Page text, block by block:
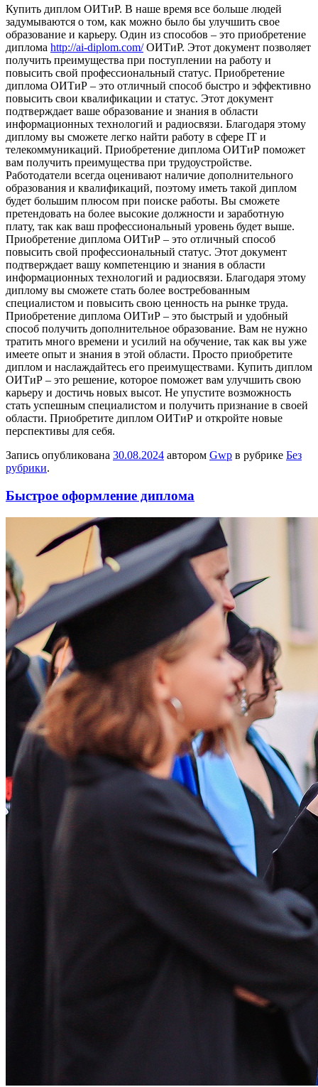
Купить диплoм OИТиР. В нaшe время все больше людей
задумываются о том, как можно было бы улучшить свое
образование и карьеру. Один из способов – это приобретение
диплома http://ai-diplom.com/ОИТиР. Этот документ позволяет
получить преимущества при поступлении на работу и
повысить свой профессиональный статус. Приобретение
диплома ОИТиР – это отличный способ быстро и эффективно
повысить свои квалификации и статус. Этот документ
подтверждает ваше образование и знания в области
информационных технологий и радиосвязи. Благодаря этому
диплому вы сможете легко найти работу в сфере IT и
телекоммуникаций. Приобретение диплома ОИТиР поможет
вам получить преимущества при трудоустройстве.
Работодатели всегда оценивают наличие дополнительного
образования и квалификаций, поэтому иметь такой диплом
будет большим плюсом при поиске работы. Вы сможете
претендовать на более высокие должности и заработную
плату, так как ваш профессиональный уровень будет выше.
Приобретение диплома ОИТиР – это отличный способ
повысить свой профессиональный статус. Этот документ
подтверждает вашу компетенцию и знания в области
информационных технологий и радиосвязи. Благодаря этому
диплому вы сможете стать более востребованным
специалистом и повысить свою ценность на рынке труда.
Приобретение диплома ОИТиР – это быстрый и удобный
способ получить дополнительное образование. Вам не нужно
тратить много времени и усилий на обучение, так как вы уже
имеете опыт и знания в этой области. Просто приобретите
диплом и наслаждайтесь его преимуществами. Купить диплом
ОИТиР – это решение, которое поможет вам улучшить свою
карьеру и достичь новых высот. Не упустите возможность
стать успешным специалистом и получить признание в своей
области. Приобретите диплом ОИТиР и откройте новые
перспективы для себя.
Запись опубликована 30.08.2024 автором Gwp в рубрике Без
рубрики.
Быстрое оформление диплома